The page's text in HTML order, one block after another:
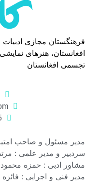
فرهنگستان مجازی ادبیات
افغانستان، هنرهای
تجسمی افغانستان
مدیر مسئول و صاحب
سردبیر و مدیر علمی :
مشاور ادبی : حمزه
مدیر فنی و اجرایی :